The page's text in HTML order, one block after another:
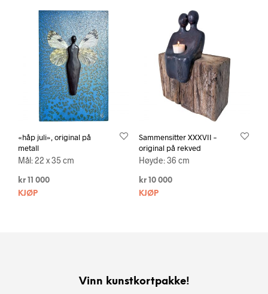
«håp juli», original på
metall
Mål: 22 x 35 cm
kr 11 000
KJØP
Sammensitter XXXVII –
original på rekved
Høyde: 36 cm
kr10 000
KJØP
Vinn kunstkortpakke!